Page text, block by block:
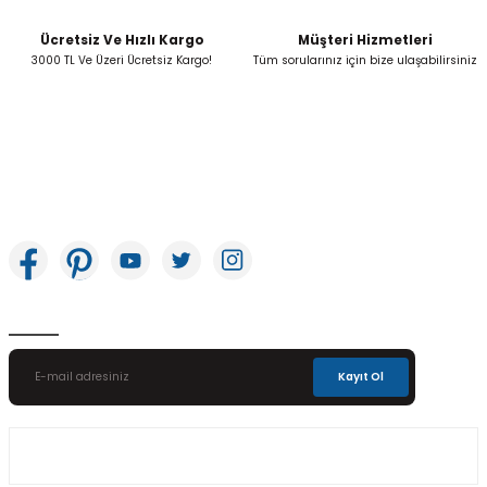
Gönder
Ücretsiz Ve Hızlı Kargo
3000 TL Ve Üzeri Ücretsiz Kargo!
Müşteri Hizmetleri
Tüm sorularınız için bize ulaşabilirsiniz
Kayıt Ol